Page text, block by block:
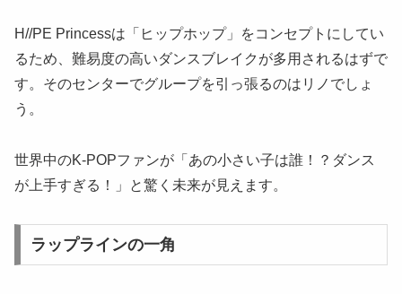
H//PE Princessは「ヒップホップ」をコンセプトにしてい
るため、難易度の高いダンスブレイクが多用されるはずで
す。そのセンターでグループを引っ張るのはリノでしょ
う。
世界中のK-POPファンが「あの小さい子は誰！？ダンス
が上手すぎる！」と驚く未来が見えます。
ラップラインの一角